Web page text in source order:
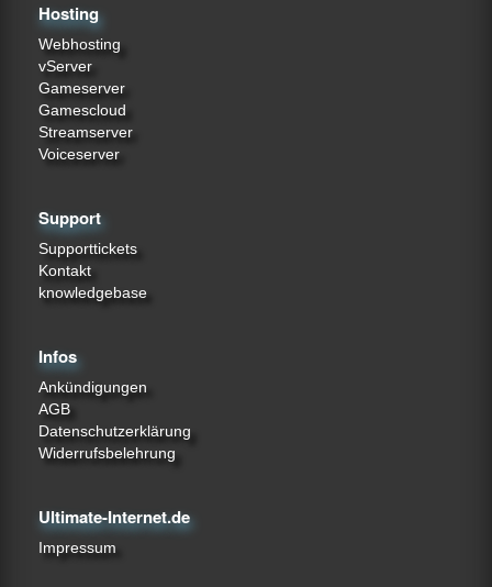
Hosting
Webhosting
vServer
Gameserver
Gamescloud
Streamserver
Voiceserver
Support
Supporttickets
Kontakt
knowledgebase
Infos
Ankündigungen
AGB
Datenschutzerklärung
Widerrufsbelehrung
Ultimate-Internet.de
Impressum